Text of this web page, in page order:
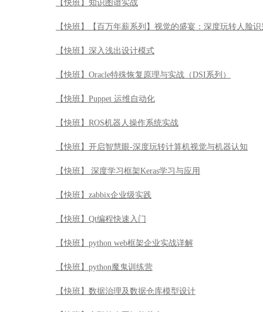
【快班】知识图谱实战
【快班】【百万年薪系列】视觉的盛宴：深度玩转人脸识
【快班】深入浅出设计模式
【快班】Oracle特殊恢复原理与实战（DSI系列）
【快班】Puppet 运维自动化
【快班】ROS机器人操作系统实战
【快班】开启智慧眼-深度玩转计算机视觉与机器认知
【快班】 深度学习框架Keras学习与应用
【快班】zabbix企业级实践
【快班】Qt编程快速入门
【快班】python web框架企业实战详解
【快班】python魔鬼训练营
【快班】数据治理及数据仓库模型设计